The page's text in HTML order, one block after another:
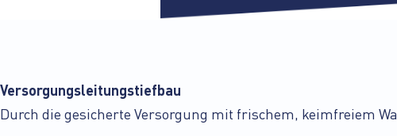
Versorgungsleitungstiefbau
Durch die gesicherte Versorgung mit frischem, keimfreiem